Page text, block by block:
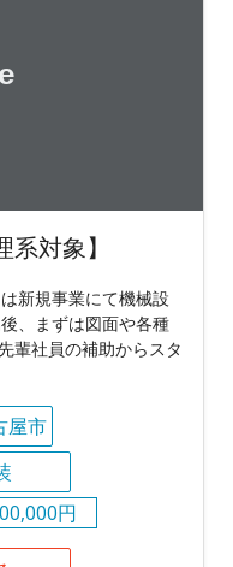
対象】
新規事業にて機械設
、まずは図面や各種
輩社員の補助からスタ
屋市
円